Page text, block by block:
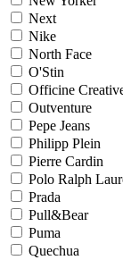
Next
Nike
North Face
O'Stin
Officine
Outventure
Pepe Jeans
Philipp Plein
Pierre Cardin
Polo Ralph
Prada
Pull&Bear
Puma
Quechua